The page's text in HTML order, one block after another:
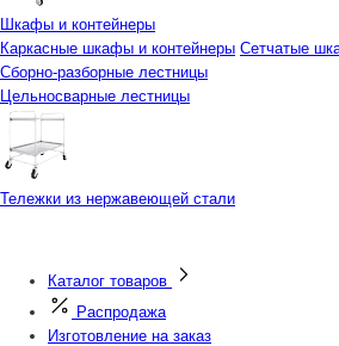
Шкафы и контейнеры
Каркасные шкафы и контейнеры Сетчатые
Сборно-разборные лестницы
Цельносварные лестницы
Тележки из нержавеющей стали
Каталог товаров
Распродажа
Изготовление на заказ